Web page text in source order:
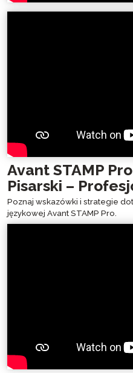
Avant STAMP
Pisarski –
Poznaj wskazówki i strategie
językowej Avant STAMP Pro.